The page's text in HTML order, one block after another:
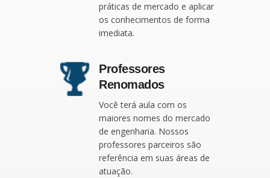
práticas de mercado e aplicar
os conhecimentos de forma
imediata.
Professores
Renomados
Você terá aula com os
maiores nomes do mercado
de engenharia. Nossos
professores parceiros são
referência em suas áreas de
atuação.